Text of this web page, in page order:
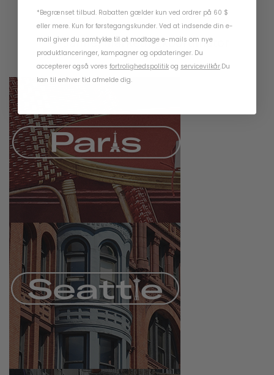
— Jamie, marketingkoordinator
*Begrænset tilbud. Rabatten gælder kun ved ordrer på 60 $
eller mere. Kun for førstegangskunder. Ved at indsende din e-
mail giver du samtykke til at modtage e-mails om nye
produktlanceringer, kampagner og opdateringer. Du
accepterer også vores fortrolighedspolitik og servicevilkår.Du
kan til enhver tid afmelde dig.